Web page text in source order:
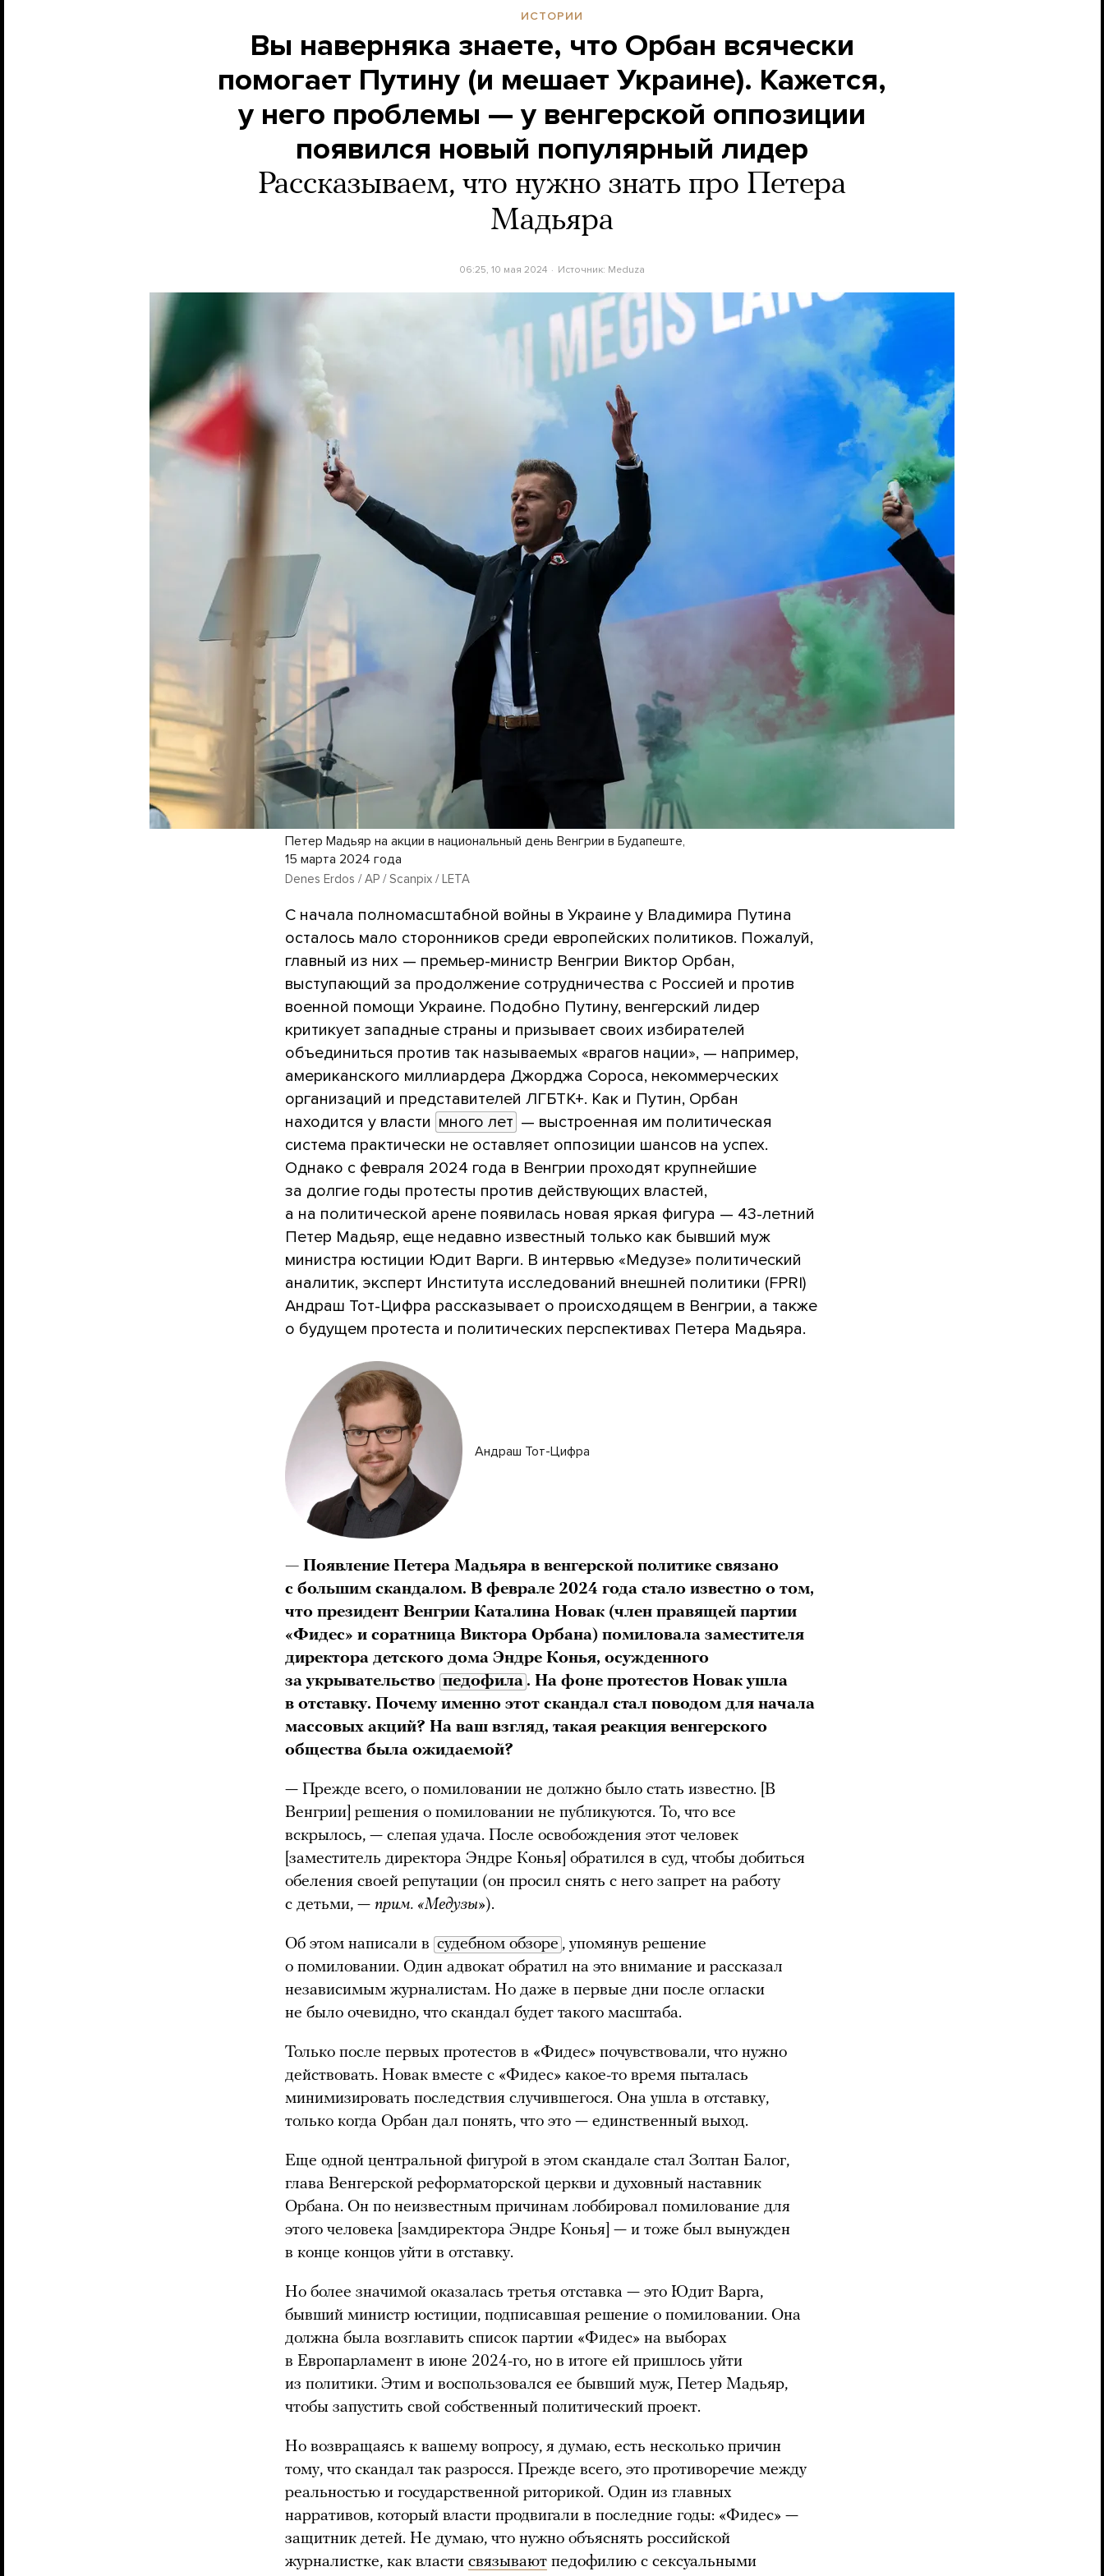
ИСТОРИИ
Вы наверняка знаете, что Орбан всячески
помогает Путину (и мешает Украине). Кажется,
у него проблемы — у венгерской оппозиции
появился новый популярный лидер
Рассказываем, что нужно знать про Петера
Мадьяра
06:25, 10 мая 2024 Источник: Meduza
Петер Мадьяр на акции в национальный день Венгрии в Будапеште,
15 марта 2024 года
Denes Erdos / AP / Scanpix / LETA
С начала полномасштабной войны в Украине у Владимира Путина
осталось мало сторонников среди европейских политиков. Пожалуй,
главный из них — премьер-министр Венгрии Виктор Орбан,
выступающий за продолжение сотрудничества с Россией и против
военной помощи Украине. Подобно Путину, венгерский лидер
критикует западные страны и призывает своих избирателей
объединиться против так называемых «врагов нации», — например,
американского миллиардера Джорджа Сороса, некоммерческих
организаций и представителей ЛГБТК+. Как и Путин, Орбан
находится у власти много лет — выстроенная им политическая
система практически не оставляет оппозиции шансов на успех.
Однако с февраля 2024 года в Венгрии проходят крупнейшие
за долгие годы протесты против действующих властей,
а на политической арене появилась новая яркая фигура — 43-летний
Петер Мадьяр, еще недавно известный только как бывший муж
министра юстиции Юдит Варги. В интервью «Медузе» политический
аналитик, эксперт Института исследований внешней политики (FPRI)
Андраш Тот-Цифра рассказывает о происходящем в Венгрии, а также
о будущем протеста и политических перспективах Петера Мадьяра.
Андраш Тот-Цифра
— Появление Петера Мадьяра в венгерской политике связано
с большим скандалом. В феврале 2024 года стало известно о том,
что президент Венгрии Каталина Новак (член правящей партии
«Фидес» и соратница Виктора Орбана) помиловала заместителя
директора детского дома Эндре Конья, осужденного
за укрывательство педофила . На фоне протестов Новак ушла
в отставку. Почему именно этот скандал стал поводом для начала
массовых акций? На ваш взгляд, такая реакция венгерского
общества была ожидаемой?
— Прежде всего, о помиловании не должно было стать известно. [В
Венгрии] решения о помиловании не публикуются. То, что все
вскрылось, — слепая удача. После освобождения этот человек
[заместитель директора Эндре Конья] обратился в суд, чтобы добиться
обеления своей репутации (он просил снять с него запрет на работу
с детьми, — прим. «Медузы»).
Об этом написали в судебном обзоре , упомянув решение
о помиловании. Один адвокат обратил на это внимание и рассказал
независимым журналистам. Но даже в первые дни после огласки
не было очевидно, что скандал будет такого масштаба.
Только после первых протестов в «Фидес» почувствовали, что нужно
действовать. Новак вместе с «Фидес» какое-то время пыталась
минимизировать последствия случившегося. Она ушла в отставку,
только когда Орбан дал понять, что это — единственный выход.
Еще одной центральной фигурой в этом скандале стал Золтан Балог,
глава Венгерской реформаторской церкви и духовный наставник
Орбана. Он по неизвестным причинам лоббировал помилование для
этого человека [замдиректора Эндре Конья] — и тоже был вынужден
в конце концов уйти в отставку.
Но более значимой оказалась третья отставка — это Юдит Варга,
бывший министр юстиции, подписавшая решение о помиловании. Она
должна была возглавить список партии «Фидес» на выборах
в Европарламент в июне 2024-го, но в итоге ей пришлось уйти
из политики. Этим и воспользовался ее бывший муж, Петер Мадьяр,
чтобы запустить свой собственный политический проект.
Но возвращаясь к вашему вопросу, я думаю, есть несколько причин
тому, что скандал так разросся. Прежде всего, это противоречие между
реальностью и государственной риторикой. Один из главных
нарративов, который власти продвигали в последние годы: «Фидес» —
защитник детей. Не думаю, что нужно объяснять российской
журналистке, как власти связывают педофилию с сексуальными